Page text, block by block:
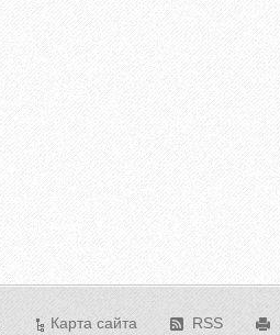
Карта сайта RSS